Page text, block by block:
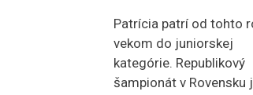
Patrícia patrí od tohto
vekom do juniorskej
kategórie. Republikový
šampionát v Rovensku